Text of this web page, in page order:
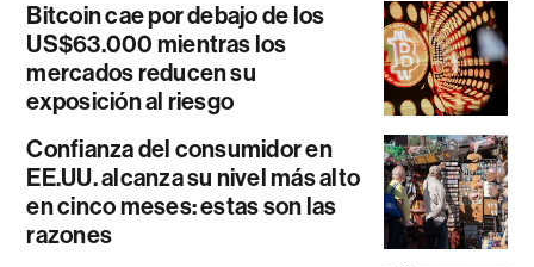
Bitcoin cae por debajo de los
US$63.000 mientras los
mercados reducen su
exposición al riesgo
Confianza del consumidor en
EE.UU. alcanza su nivel más alto
en cinco meses: estas son las
razones